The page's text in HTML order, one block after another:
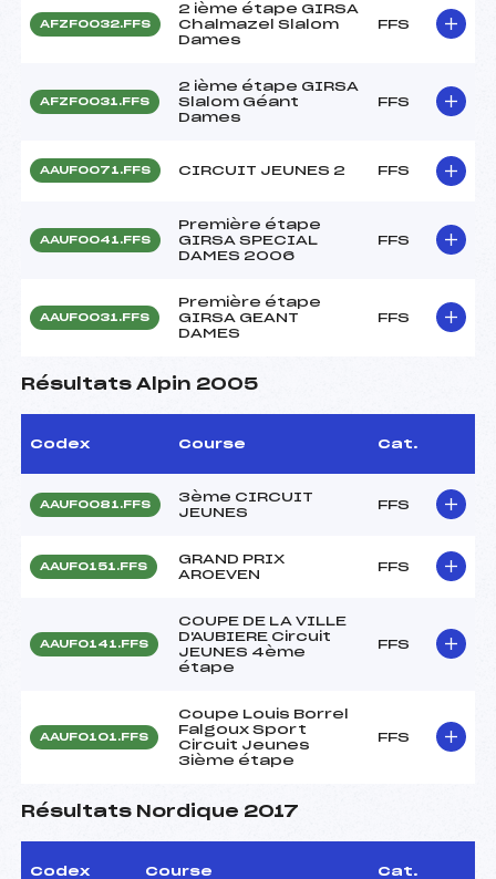
AFZF0032.FFS
2 ième étape GIRSA
Chalmazel Slalom
Dames
FFS
AFZF0031.FFS
2 ième étape GIRSA
Slalom Géant
Dames
FFS
AAUF0071.FFS CIRCUIT JEUNES 2 FFS
AAUF0041.FFS
Première étape
GIRSA SPECIAL
DAMES 2006
FFS
AAUF0031.FFS
Première étape
GIRSA GEANT
DAMES
FFS
Résultats Alpin 2005
Codex Course Cat.
AAUF0081.FFS
3ème CIRCUIT
JEUNES
FFS
AAUF0151.FFS
GRAND PRIX
AROEVEN
FFS
AAUF0141.FFS
COUPE DE LA VILLE
D'AUBIERE Circuit
JEUNES 4ème
étape
FFS
AAUF0101.FFS
Coupe Louis Borrel
Falgoux Sport
Circuit Jeunes
3ième étape
FFS
Résultats Nordique 2017
Codex Course Cat.